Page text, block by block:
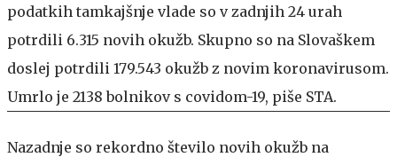
podatkih tamkajšnje vlade so v zadnjih 24 urah
potrdili 6.315 novih okužb. Skupno so na Slovaškem
doslej potrdili 179.543 okužb z novim koronavirusom.
Umrlo je 2138 bolnikov s covidom-19, piše STA.
Nazadnje so rekordno število novih okužb na